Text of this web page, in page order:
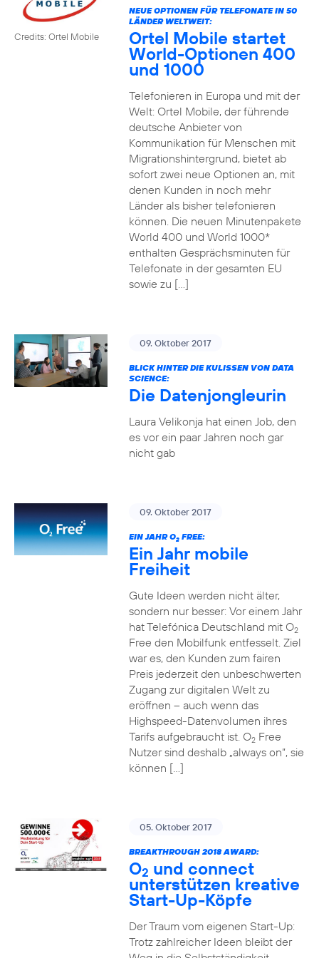
Credits: Ortel Mobile
NEUE OPTIONEN FÜR TELEFONATE IN 50
LÄNDER WELTWEIT:
Ortel Mobile startet
World-Optionen 400
und 1000
Telefonieren in Europa und mit der
Welt: Ortel Mobile, der führende
deutsche Anbieter von
Kommunikation für Menschen mit
Migrationshintergrund, bietet ab
sofort zwei neue Optionen an, mit
denen Kunden in noch mehr
Länder als bisher telefonieren
können. Die neuen Minutenpakete
World 400 und World 1000*
enthalten Gesprächsminuten für
Telefonate in der gesamten EU
sowie zu […]
09. Oktober 2017
BLICK HINTER DIE KULISSEN VON DATA
SCIENCE:
Die Datenjongleurin
Laura Velikonja hat einen Job, den
es vor ein paar Jahren noch gar
nicht gab
09. Oktober 2017
EIN JAHR O2FREE:
Ein Jahr mobile
Freiheit
Gute Ideen werden nicht älter,
sondern nur besser: Vor einem Jahr
hat Telefónica Deutschland mit O2
Free den Mobilfunk entfesselt. Ziel
war es, den Kunden zum fairen
Preis jederzeit den unbeschwerten
Zugang zur digitalen Welt zu
eröffnen – auch wenn das
Highspeed-Datenvolumen ihres
Tarifs aufgebraucht ist. O2Free
Nutzer sind deshalb „always on“, sie
können […]
05. Oktober 2017
BREAKTHROUGH 2018 AWARD:
O2 und connect
unterstützen kreative
Start-Up-Köpfe
Der Traum vom eigenen Start-Up:
Trotz zahlreicher Ideen bleibt der